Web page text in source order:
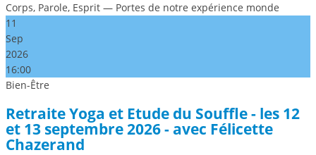
Corps, Parole, Esprit — Portes de notre expérience monde
11
Sep
2026
16:00
Bien-Être
Retraite Yoga et Etude du Souffle - les 12
et 13 septembre 2026 - avec Félicette
Chazerand